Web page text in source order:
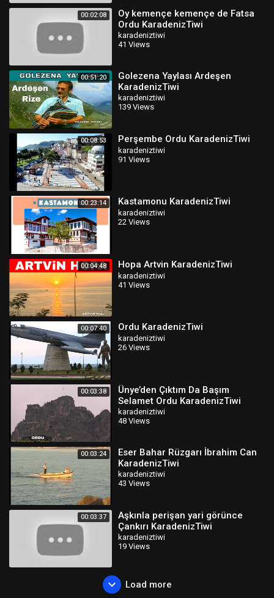
00:02:08
Oy kemençe kemençe de Fatsa
Ordu KaradenizTiwi
karadeniztiwi
41 Views
00:51:20
Golezena Yaylası Ardeşen
KaradenizTiwi
karadeniztiwi
139 Views
00:08:53 Perşembe Ordu KaradenizTiwi
karadeniztiwi
91 Views
00:23:14 Kastamonu KaradenizTiwi
karadeniztiwi
22 Views
00:04:48 Hopa Artvin KaradenizTiwi
karadeniztiwi
41 Views
00:07:40 Ordu KaradenizTiwi
karadeniztiwi
26 Views
00:03:38
Ünye’den Çıktım Da Başım
Selamet Ordu KaradenizTiwi
karadeniztiwi
48 Views
00:03:24
Eser Bahar Rüzgarı İbrahim Can
KaradenizTiwi
karadeniztiwi
43 Views
00:03:37
Aşkınla perişan yari görünce
Çankırı KaradenizTiwi
karadeniztiwi
19 Views
Load more